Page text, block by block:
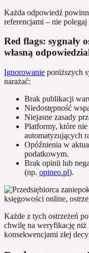
Każda odpowiedź
referencjami – nie
Red flags: sygnały
własną
Ignorowanie poniższych
narażać:
Brak publikacji
Niedostępność
Niejasne zasady
Platformy, które
automatyzujących
Opóźnienia w
podatkowym.
Brak opinii lub
(np. opineo.pl).
Każde z tych ostrzeżeń
chwilę na weryfikację niż
konsekwencjami złej